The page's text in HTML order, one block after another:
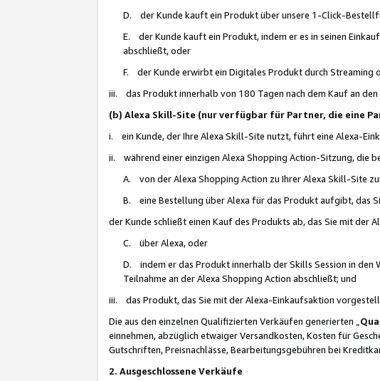
D. der Kunde kauft ein Produkt über unsere 1-Click-
E. der Kunde kauft ein Produkt, indem er es in seinen
abschließt, oder
F. der Kunde erwirbt ein Digitales Produkt durch Streaming
iii. das Produkt innerhalb von 180 Tagen nach dem Kauf an
(b) Alexa Skill-Site (nur verfügbar für Partner, die eine
i. ein Kunde, der Ihre Alexa Skill-Site nutzt, führt eine Alexa-
ii. während einer einzigen Alexa Shopping Action-Sitzung, die
A. von der Alexa Shopping Action zu Ihrer Alexa Skill-Site
B. eine Bestellung über Alexa für das Produkt aufgibt, das
der Kunde schließt einen Kauf des Produkts ab, das Sie mit der
C. über Alexa, oder
D. indem er das Produkt innerhalb der Skills Session in den
Teilnahme an der Alexa Shopping Action abschließt; und
iii. das Produkt, das Sie mit der Alexa-Einkaufsaktion
Die aus den einzelnen Qualifizierten Verkäufen generierten „
einnehmen, abzüglich etwaiger Versandkosten, Kosten für
Gutschriften, Preisnachlässe, Bearbeitungsgebühren bei
2. Ausgeschlossene Verkäufe